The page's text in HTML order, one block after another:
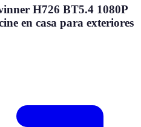
H726 BT5.4 1080P
en casa para exteriores